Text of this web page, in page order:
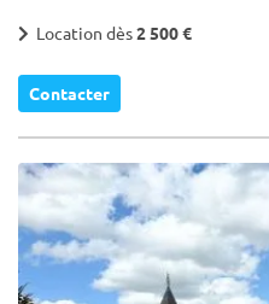
Location dès2 500 €
Contacter